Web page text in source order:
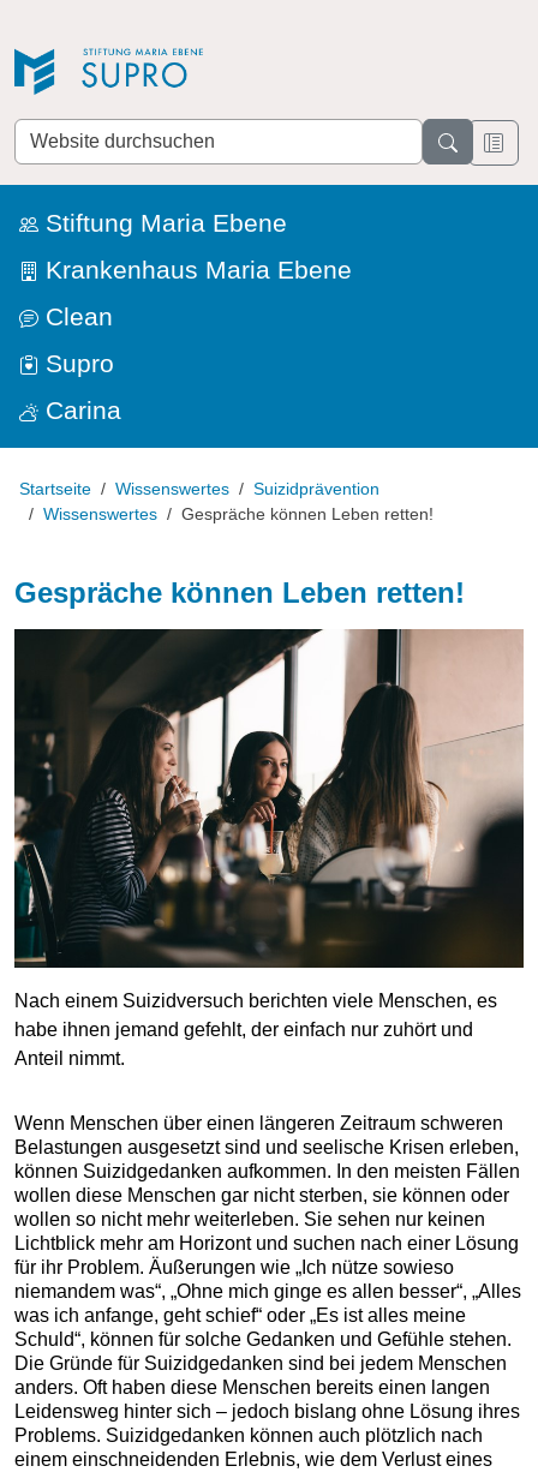
Website
durchsuchen
Stiftung Maria Ebene
Krankenhaus Maria Ebene
Clean
Supro
Carina
Startseite Wissenswertes
Suizidprävention
Wissenswertes
Gespräche können Leben retten!
Gespräche können Leben retten!
Nach einem Suizidversuch berichten viele Menschen, es
habe ihnen jemand gefehlt, der einfach nur zuhört und
Anteil nimmt.
Wenn Menschen über einen längeren Zeitraum schweren
Belastungen ausgesetzt sind und seelische Krisen erleben,
können Suizidgedanken aufkommen. In den meisten Fällen
wollen diese Menschen gar nicht sterben, sie können oder
wollen so nicht mehr weiterleben. Sie sehen nur keinen
Lichtblick mehr am Horizont und suchen nach einer Lösung
für ihr Problem. Äußerungen wie „Ich nütze sowieso
niemandem was“, „Ohne mich ginge es allen besser“, „Alles
was ich anfange, geht schief“ oder „Es ist alles meine
Schuld“, können für solche Gedanken und Gefühle stehen.
Die Gründe für Suizidgedanken sind bei jedem Menschen
anders. Oft haben diese Menschen bereits einen langen
Leidensweg hinter sich – jedoch bislang ohne Lösung ihres
Problems. Suizidgedanken können auch plötzlich nach
einem einschneidenden Erlebnis, wie dem Verlust eines